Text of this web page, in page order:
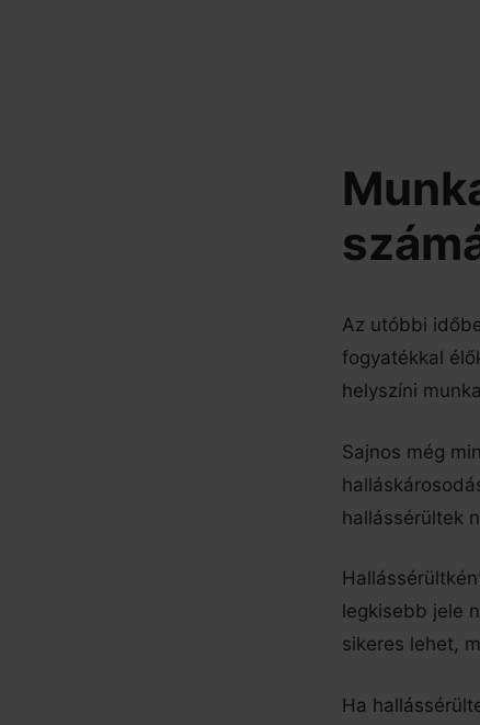
Az utóbbi
fogyatékkal
helyszíni
Sajnos még
hallássérültek
legkisebb jele
sikeres lehet,
Ha